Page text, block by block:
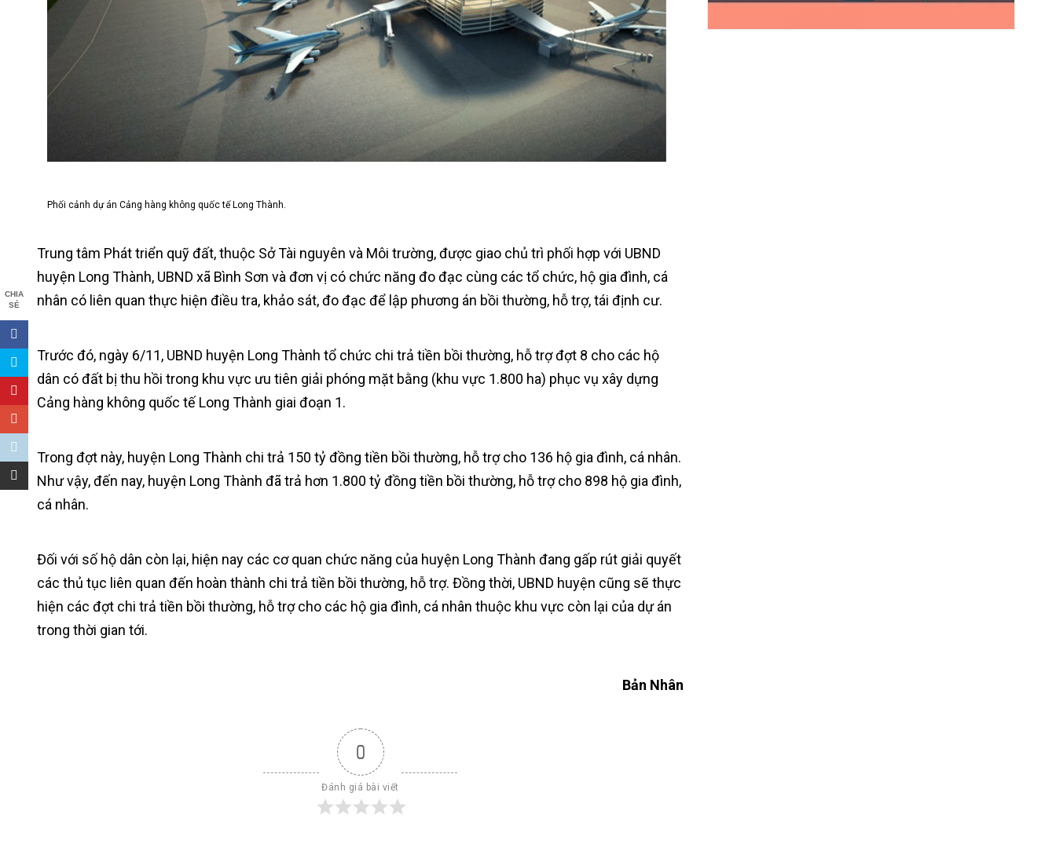
CHIA
SẺ
Phối cảnh dự án Cảng hàng không quốc tế Long Thành.
Trung tâm Phát triển quỹ đất, thuộc Sở Tài nguyên và Môi trường, được giao chủ trì phối hợp với UBND
huyện Long Thành, UBND xã Bình Sơn và đơn vị có chức năng đo đạc cùng các tổ chức, hộ gia đình, cá
nhân có liên quan thực hiện điều tra, khảo sát, đo đạc để lập phương án bồi thường, hỗ trợ, tái định cư.
Trước đó, ngày 6/11, UBND huyện Long Thành tổ chức chi trả tiền bồi thường, hỗ trợ đợt 8 cho các hộ
dân có đất bị thu hồi trong khu vực ưu tiên giải phóng mặt bằng (khu vực 1.800 ha) phục vụ xây dựng
Cảng hàng không quốc tế Long Thành giai đoạn 1.
Trong đợt này, huyện Long Thành chi trả 150 tỷ đồng tiền bồi thường, hỗ trợ cho 136 hộ gia đình, cá nhân.
Như vậy, đến nay, huyện Long Thành đã trả hơn 1.800 tỷ đồng tiền bồi thường, hỗ trợ cho 898 hộ gia đình,
cá nhân.
Đối với số hộ dân còn lại, hiện nay các cơ quan chức năng của huyện Long Thành đang gấp rút giải quyết
các thủ tục liên quan đến hoàn thành chi trả tiền bồi thường, hỗ trợ. Đồng thời, UBND huyện cũng sẽ thực
hiện các đợt chi trả tiền bồi thường, hỗ trợ cho các hộ gia đình, cá nhân thuộc khu vực còn lại của dự án
trong thời gian tới.
Bản Nhân
0
Đánh giá bài viết